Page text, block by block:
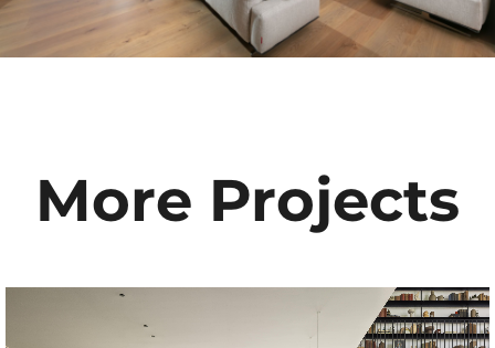
More Projects